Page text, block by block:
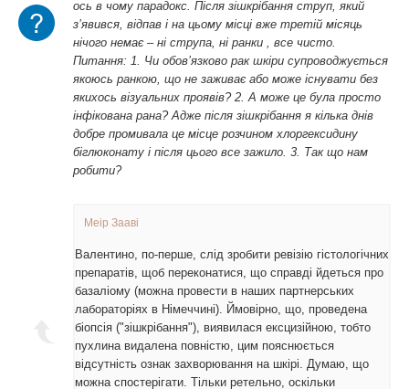
ось в чому парадокс. Після зішкрібання струп, який
з’явився, відпав і на цьому місці вже третій місяць
нічого немає – ні струпа, ні ранки , все чисто.
Питання: 1. Чи обов’язково рак шкіри супроводжується
якоюсь ранкою, що не заживає або може існувати без
якихось візуальних проявів? 2. А може це була просто
інфікована рана? Адже після зішкрібання я кілька днів
добре промивала це місце розчином хлоргексидину
біглюконату і після цього все зажило. 3. Так що нам
робити?
Меір Зааві
Валентино, по-перше, слід зробити ревізію гістологічних
препаратів, щоб переконатися, що справді йдеться про
базаліому (можна провести в наших партнерських
лабораторіях в Німеччині). Ймовірно, що, проведена
біопсія ("зішкрібання"), виявилася ексцизійною, тобто
пухлина видалена повністю, цим пояснюється
відсутність ознак захворювання на шкірі. Думаю, що
можна спостерігати. Тільки ретельно, оскільки